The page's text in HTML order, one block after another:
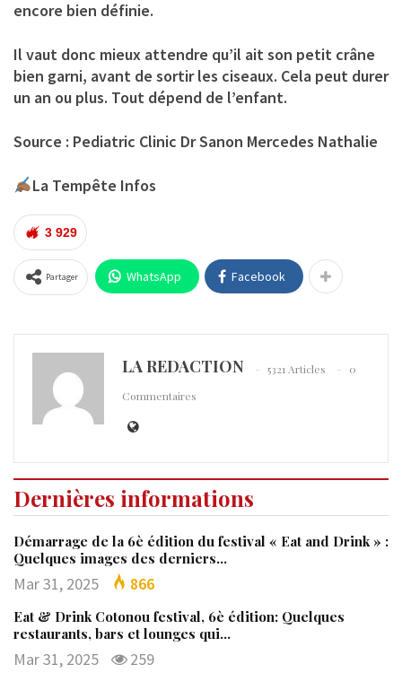
encore bien définie.
Il vaut donc mieux attendre qu’il ait son petit crâne
bien garni, avant de sortir les ciseaux. Cela peut durer
un an ou plus. Tout dépend de l’enfant.
Source : Pediatric Clinic Dr Sanon Mercedes Nathalie
La Tempête Infos
3 929
Partager WhatsApp Facebook
LA REDACTION 5321 Articles
0
Commentaires
Dernières informations
Démarrage de la 6è édition du festival « Eat and Drink » :
Quelques images des derniers…
Mar 31, 2025 866
Eat & Drink Cotonou festival, 6è édition: Quelques
restaurants, bars et lounges qui…
Mar 31, 2025 259